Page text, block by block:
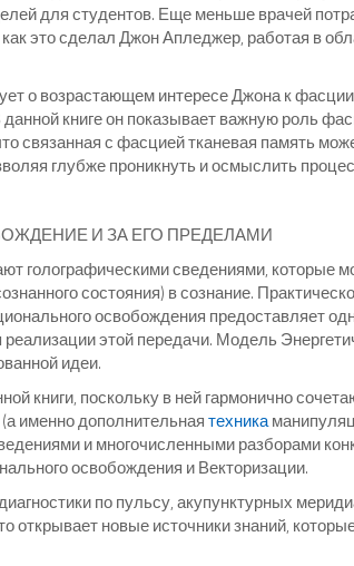
для студентов. Еще меньше врачей
это сделал Джон Апледжер, работая в
о возрастающем интересе Джона к
книге он показывает важную роль
связанная с фасцией тканевая память
глубже проникнуть и осмыслить
И ЗА ЕГО ПРЕДЕЛАМИ
голографическими сведениями, которые
состояния) в сознание.
освобождения предоставляет
этой передачи. Модель
идеи.
книги, поскольку в ней гармонично
именно дополнительнаятехника
и многочисленными разборами
освобождения и Векторизации.
по пульсу, акупунктурных
открывает новые источники знаний,